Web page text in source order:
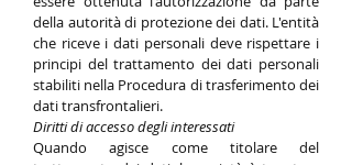
della autorità di protezione dei dati. L'entità
che riceve i dati personali deve rispettare i
principi del trattamento dei dati personali
stabiliti nella Procedura di trasferimento dei
dati transfrontalieri.
Diritti di accesso degli interessati
Quando agisce come titolare del